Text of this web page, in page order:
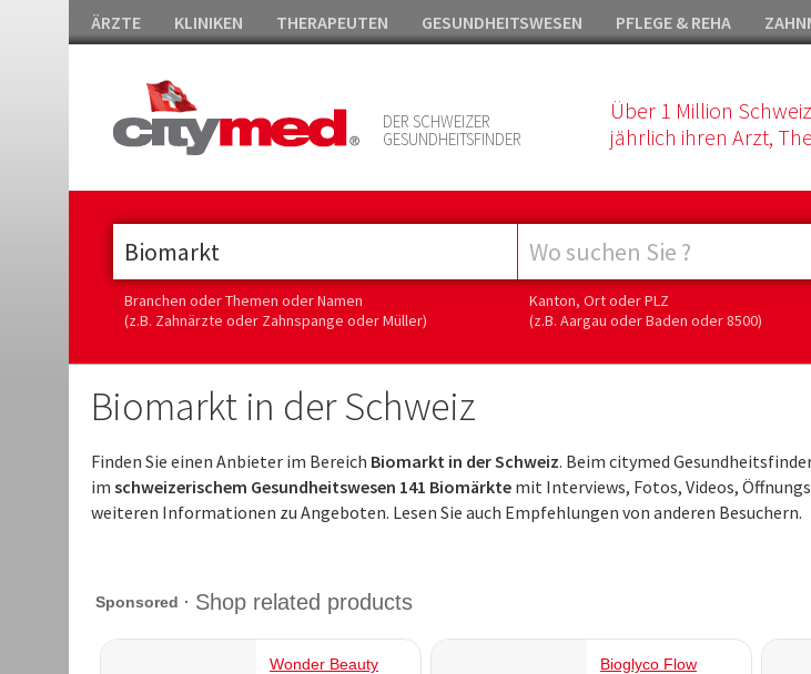
ÄRZTE KLINIKEN THERAPEUTEN GESUNDHEITSWESEN PFLEGE & REHA
DER SCHWEIZER
GESUNDHEITSFINDER
Über 1 Million
jährlich ihren Arzt,
Branchen oder Themen oder Namen
(z.B. Zahnärzte oder Zahnspange oder Müller)
Kanton, Ort oder PLZ
(z.B. Aargau oder Baden oder 8500)
Biomarkt in der Schweiz
Finden Sie einen Anbieter im Bereich Biomarkt in der Schweiz. Beim citymed
im schweizerischem Gesundheitswesen 141 Biomärkte mit Interviews, Fotos, Videos,
weiteren Informationen zu Angeboten. Lesen Sie auch Empfehlungen von anderen Besuchern.